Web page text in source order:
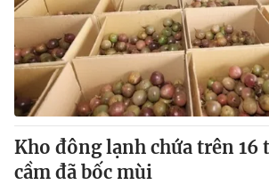
Cơ quan chủ quản:Đài Truyền hình Việt
Cơ quan báo chí:Thời báo VTV
Giấy phép hoạt động báo in và báo điện tử
cấp ngày 29/12/2023
Tổng Biên tập:Vũ Thanh Thủy
Phó Tổng Biên tập:Nguyễn Thị Mỹ Hạnh,
Nguyễn Trọng Ninh
Tổng đài VTV:024.38 355 931 - 024.38
Kho đông lạnh chứa trên 16
cầm đã bốc mùi